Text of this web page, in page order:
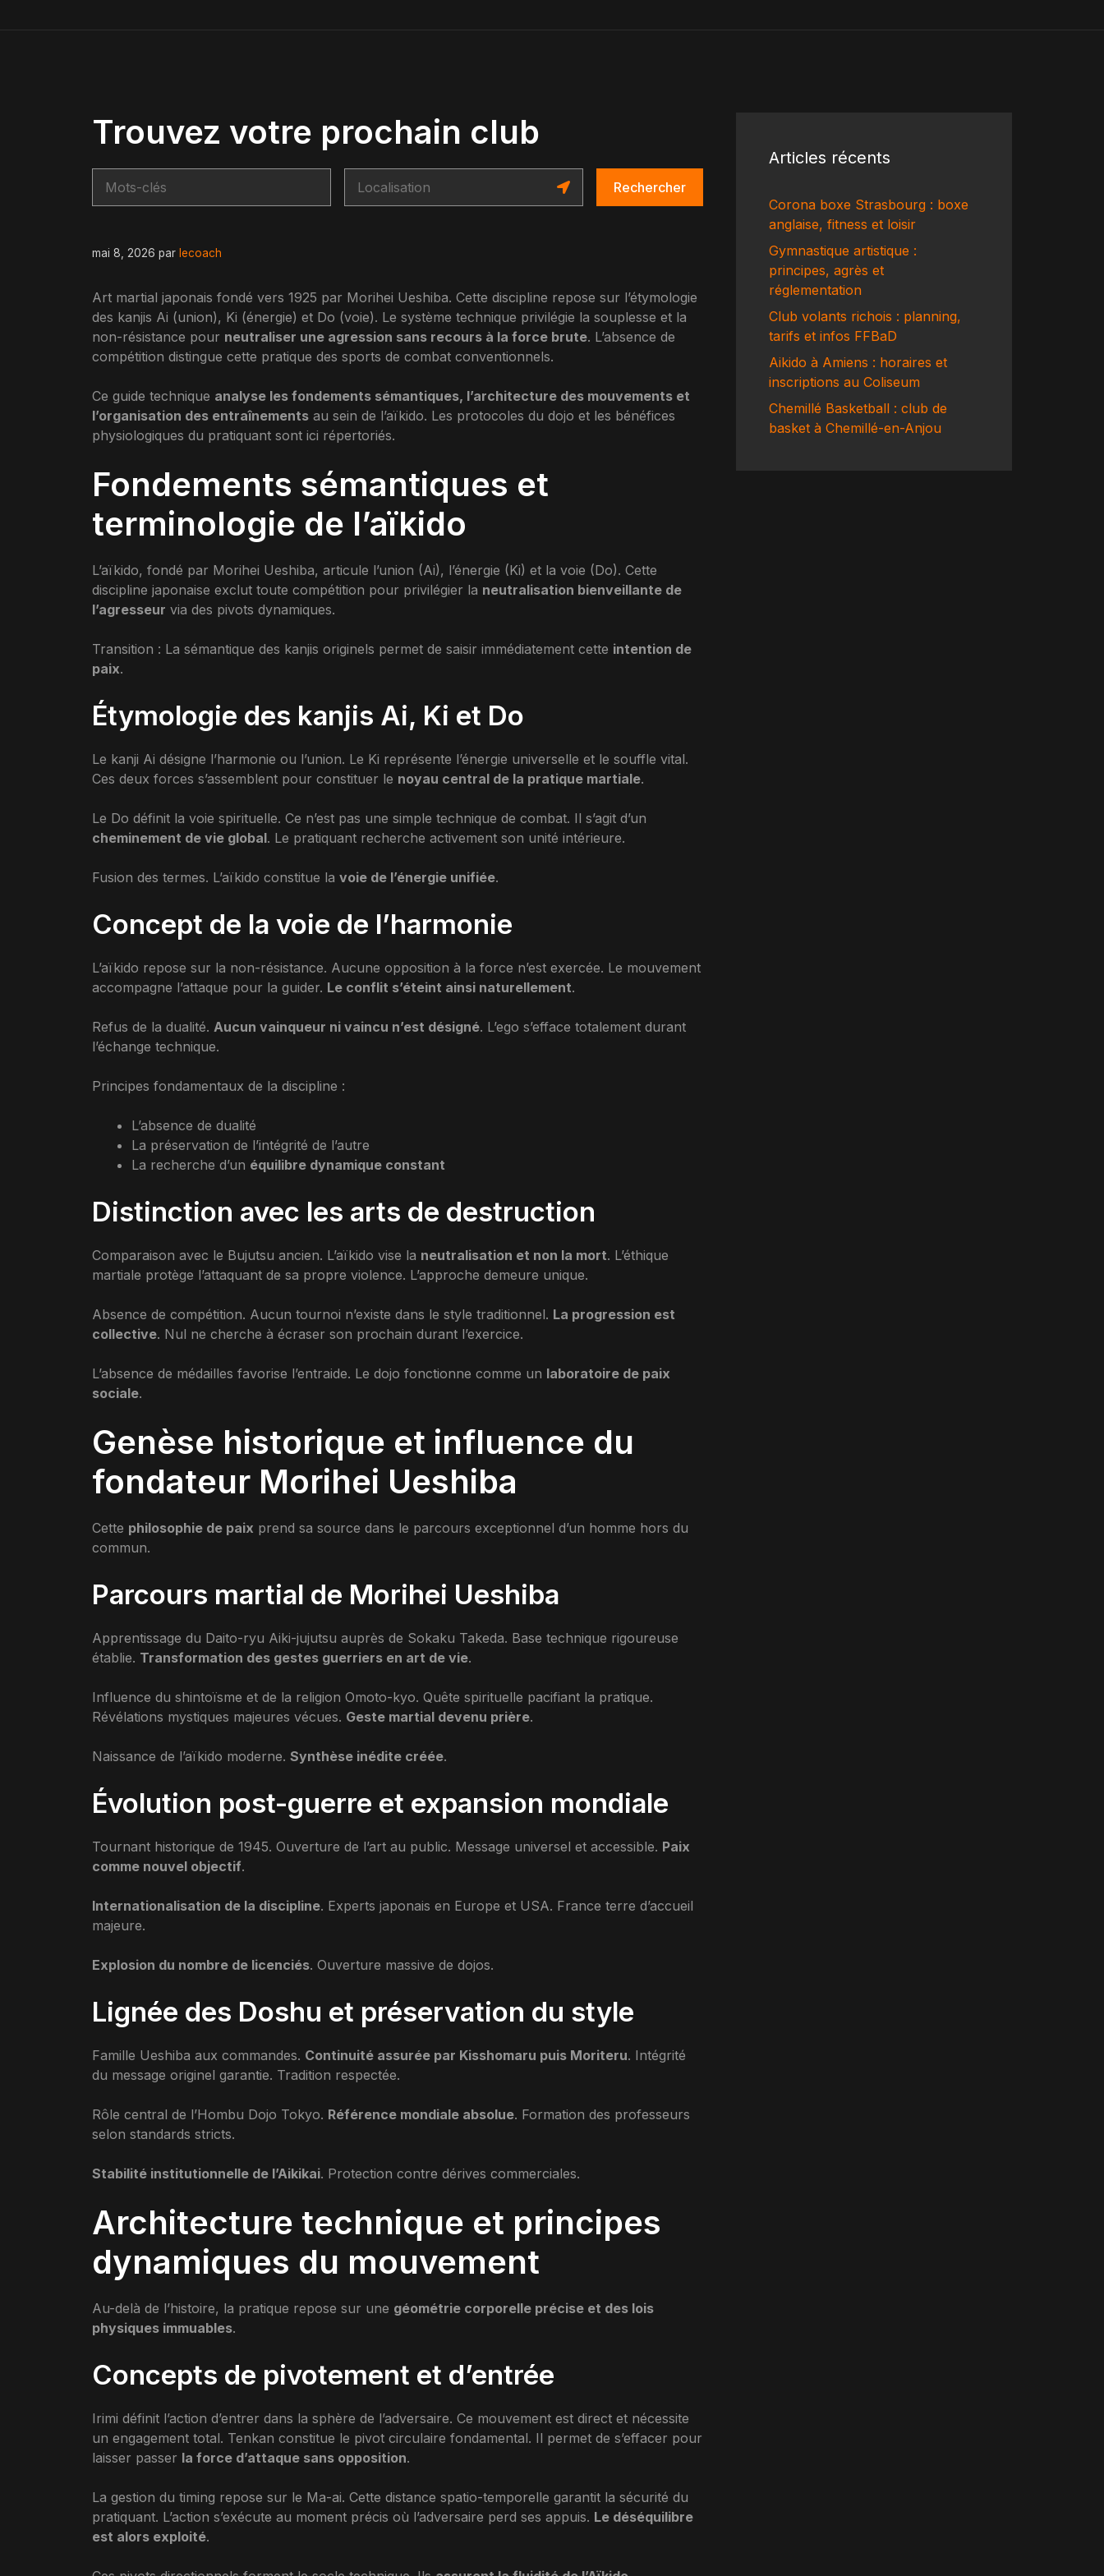
Trouvez votre prochain club
Rechercher
mai 8, 2026 par lecoach
Art martial japonais fondé vers 1925 par Morihei Ueshiba. Cette discipline repose sur l’étymologie
des kanjis Ai (union), Ki (énergie) et Do (voie). Le système technique privilégie la souplesse et la
non-résistance pour neutraliser une agression sans recours à la force brute. L’absence de
compétition distingue cette pratique des sports de combat conventionnels.
Ce guide technique analyse les fondements sémantiques, l’architecture des mouvements et
l’organisation des entraînements au sein de l’aïkido. Les protocoles du dojo et les bénéfices
physiologiques du pratiquant sont ici répertoriés.
Fondements sémantiques et
terminologie de l’aïkido
L’aïkido, fondé par Morihei Ueshiba, articule l’union (Ai), l’énergie (Ki) et la voie (Do). Cette
discipline japonaise exclut toute compétition pour privilégier la neutralisation bienveillante de
l’agresseur via des pivots dynamiques.
Transition : La sémantique des kanjis originels permet de saisir immédiatement cette intention de
paix.
Étymologie des kanjis Ai, Ki et Do
Le kanji Ai désigne l’harmonie ou l’union. Le Ki représente l’énergie universelle et le souffle vital.
Ces deux forces s’assemblent pour constituer le noyau central de la pratique martiale.
Le Do définit la voie spirituelle. Ce n’est pas une simple technique de combat. Il s’agit d’un
cheminement de vie global. Le pratiquant recherche activement son unité intérieure.
Fusion des termes. L’aïkido constitue la voie de l’énergie unifiée.
Concept de la voie de l’harmonie
L’aïkido repose sur la non-résistance. Aucune opposition à la force n’est exercée. Le mouvement
accompagne l’attaque pour la guider. Le conflit s’éteint ainsi naturellement.
Refus de la dualité. Aucun vainqueur ni vaincu n’est désigné. L’ego s’efface totalement durant
l’échange technique.
Principes fondamentaux de la discipline :
L’absence de dualité
La préservation de l’intégrité de l’autre
La recherche d’un équilibre dynamique constant
Distinction avec les arts de destruction
Comparaison avec le Bujutsu ancien. L’aïkido vise la neutralisation et non la mort. L’éthique
martiale protège l’attaquant de sa propre violence. L’approche demeure unique.
Absence de compétition. Aucun tournoi n’existe dans le style traditionnel. La progression est
collective. Nul ne cherche à écraser son prochain durant l’exercice.
L’absence de médailles favorise l’entraide. Le dojo fonctionne comme un laboratoire de paix
sociale.
Genèse historique et influence du
fondateur Morihei Ueshiba
Cette philosophie de paix prend sa source dans le parcours exceptionnel d’un homme hors du
commun.
Parcours martial de Morihei Ueshiba
Apprentissage du Daito-ryu Aiki-jujutsu auprès de Sokaku Takeda. Base technique rigoureuse
établie. Transformation des gestes guerriers en art de vie.
Influence du shintoïsme et de la religion Omoto-kyo. Quête spirituelle pacifiant la pratique.
Révélations mystiques majeures vécues. Geste martial devenu prière.
Naissance de l’aïkido moderne. Synthèse inédite créée.
Évolution post-guerre et expansion mondiale
Tournant historique de 1945. Ouverture de l’art au public. Message universel et accessible. Paix
comme nouvel objectif.
Internationalisation de la discipline. Experts japonais en Europe et USA. France terre d’accueil
majeure.
Explosion du nombre de licenciés. Ouverture massive de dojos.
Lignée des Doshu et préservation du style
Famille Ueshiba aux commandes. Continuité assurée par Kisshomaru puis Moriteru. Intégrité
du message originel garantie. Tradition respectée.
Rôle central de l’Hombu Dojo Tokyo. Référence mondiale absolue. Formation des professeurs
selon standards stricts.
Stabilité institutionnelle de l’Aikikai. Protection contre dérives commerciales.
Architecture technique et principes
dynamiques du mouvement
Au-delà de l’histoire, la pratique repose sur une géométrie corporelle précise et des lois
physiques immuables.
Concepts de pivotement et d’entrée
Irimi définit l’action d’entrer dans la sphère de l’adversaire. Ce mouvement est direct et nécessite
un engagement total. Tenkan constitue le pivot circulaire fondamental. Il permet de s’effacer pour
laisser passer la force d’attaque sans opposition.
La gestion du timing repose sur le Ma-ai. Cette distance spatio-temporelle garantit la sécurité du
pratiquant. L’action s’exécute au moment précis où l’adversaire perd ses appuis. Le déséquilibre
est alors exploité.
Articles récents
Corona boxe Strasbourg : boxe
anglaise, fitness et loisir
Gymnastique artistique :
principes, agrès et
réglementation
Club volants richois : planning,
tarifs et infos FFBaD
Aikido à Amiens : horaires et
inscriptions au Coliseum
Chemillé Basketball : club de
basket à Chemillé-en-Anjou